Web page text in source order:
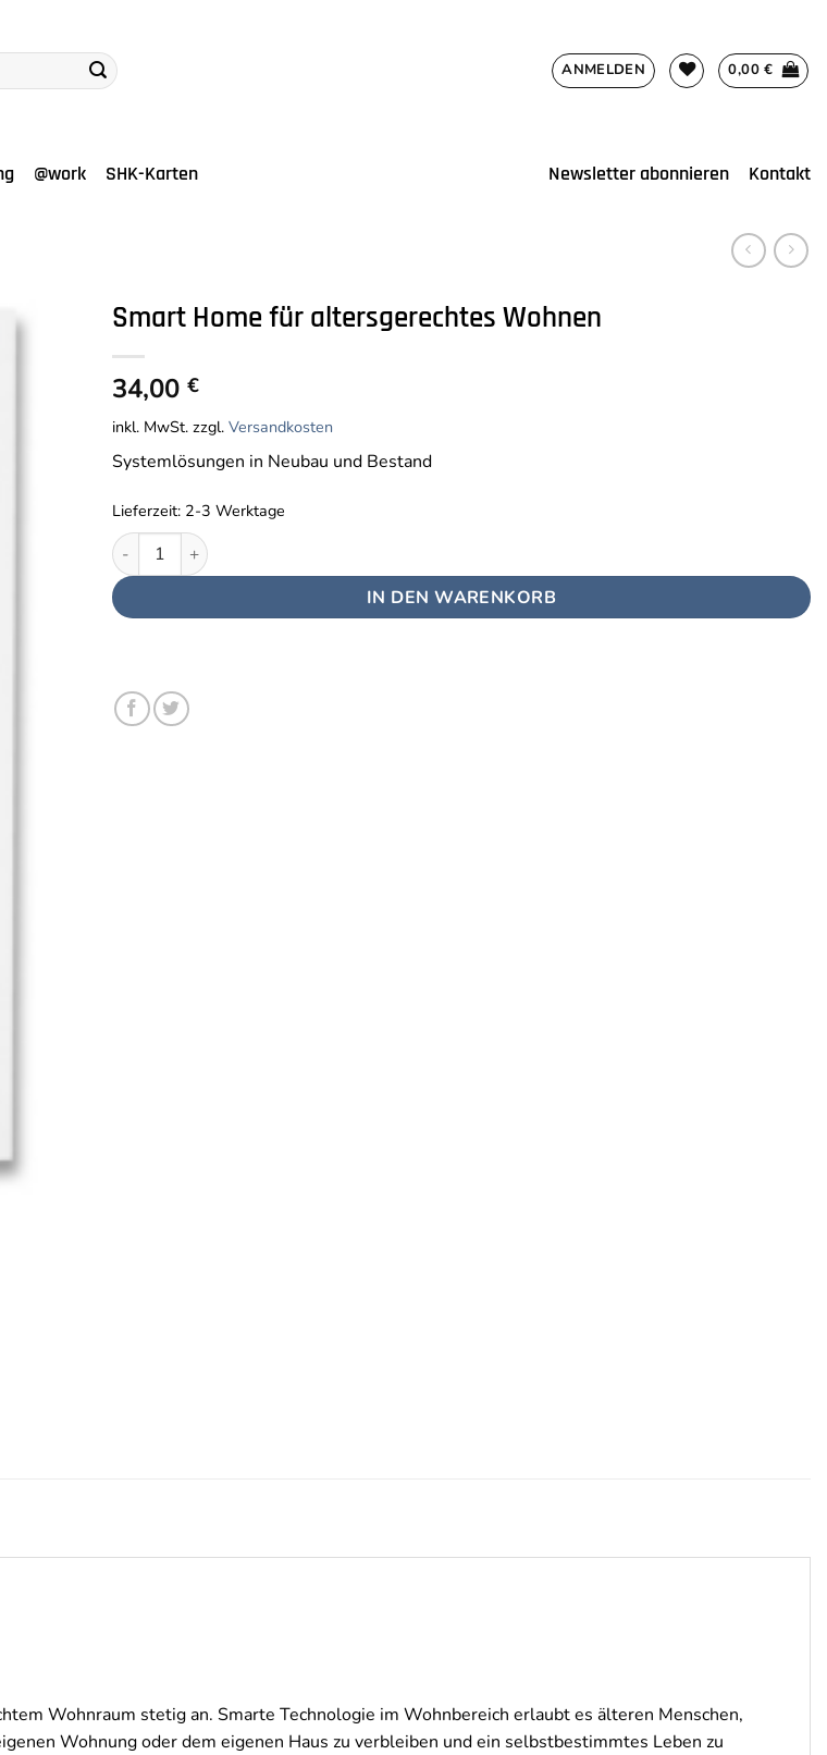
ANMELDEN 0,00€
@work SHK-Karten Newsletter abonnieren Kontakt
Smart Home für altersgerechtes Wohnen
34,00 €
inkl. MwSt. zzgl. Versandkosten
Systemlösungen in Neubau und Bestand
Lieferzeit: 2-3 Werktage
Smart Home für altersgerechtes Wohnen Menge
IN DEN WARENKORB
Wohnraum stetig an. Smarte Technologie im Wohnbereich erlaubt es älteren Menschen,
Wohnung oder dem eigenen Haus zu verbleiben und ein selbstbestimmtes Leben zu